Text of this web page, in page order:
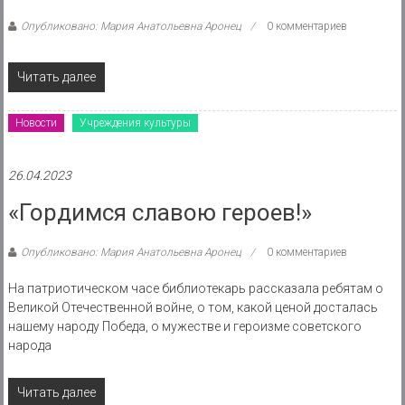
Опубликовано: Мария Анатольевна Аронец 0 комментариев
Читать далее
Новости Учреждения культуры
26.04.2023
«Гордимся славою героев!»
Опубликовано: Мария Анатольевна Аронец 0 комментариев
На патриотическом часе библиотекарь рассказала ребятам о
Великой Отечественной войне, о том, какой ценой досталась
нашему народу Победа, о мужестве и героизме советского
народа
Читать далее